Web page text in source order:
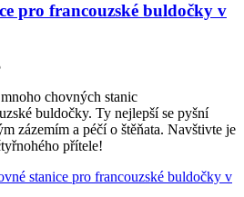
pro francouzské buldočky v
chovných stanic
buldočky. Ty nejlepší se pyšní
zázemím a péčí o štěňata. Navštivte je
přítele!
stanice pro francouzské buldočky v